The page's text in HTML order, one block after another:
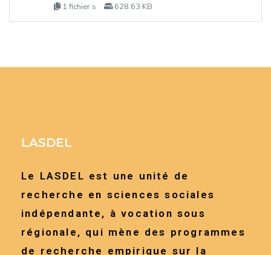
1 fichier·s 628.63 KB
LASDEL
Le LASDEL est une unité de
recherche en sciences sociales
indépendante, à vocation sous
régionale, qui mène des programmes
de recherche empirique sur la